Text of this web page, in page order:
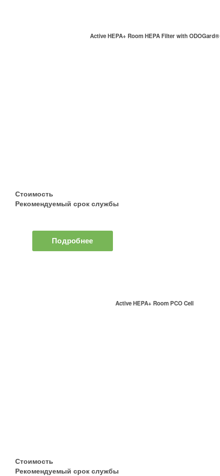
Active HEPA+ Room HEPA Filter with ODOGard®
Стоимость
Рекомендуемый срок службы
Подробнее
Active HEPA+ Room PCO Cell
Стоимость
Рекомендуемый срок службы